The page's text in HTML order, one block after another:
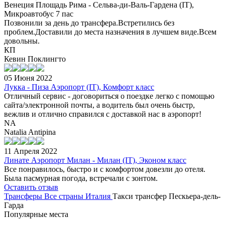
Венеция Площадь Рима - Сельва-ди-Валь-Гардена (IT),
Микроавтобус 7 пас
Позвонили за день до трансфера.Встретились без
проблем.Доставили до места назначения в лучшем виде.Всем
довольны.
КП
Кевин Поклингто
05 Июня 2022
Лукка - Пиза Аэропорт (IT), Комфорт класс
Отличный сервис - договориться о поездке легко с помощью
сайта/электронной почты, а водитель был очень быстр,
вежлив и отлично справился с доставкой нас в аэропорт!
NA
Natalia Antipina
11 Апреля 2022
Линате Аэропорт Милан - Милан (IT), Эконом класс
Все понравилось, быстро и с комфортом довезли до отеля.
Была пасмурная погода, встречали с зонтом.
Оставить отзыв
Трансферы Все страны Италия Такси трансфер Пескьера-дель-
Гарда
Популярные места